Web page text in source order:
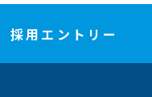
採用エントリー